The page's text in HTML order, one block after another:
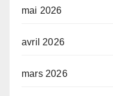
mai 2026
avril 2026
mars 2026